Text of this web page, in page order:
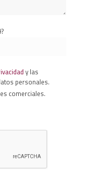
y las
personales.
comerciales.